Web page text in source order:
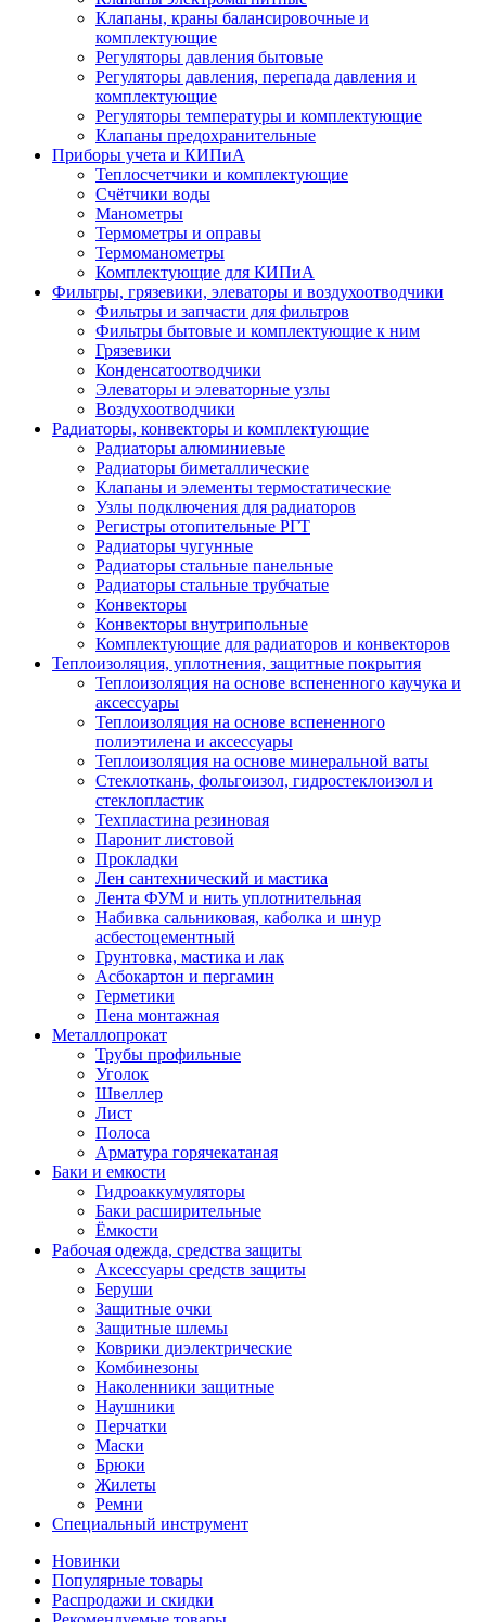
Клапаны, краны балансировочные и
комплектующие
Регуляторы давления бытовые
Регуляторы давления, перепада давления и
комплектующие
Регуляторы температуры и комплектующие
Клапаны предохранительные
Приборы учета и КИПиА
Теплосчетчики и комплектующие
Счётчики воды
Манометры
Термометры и оправы
Термоманометры
Комплектующие для КИПиА
Фильтры, грязевики, элеваторы и воздухоотводчики
Фильтры и запчасти для фильтров
Фильтры бытовые и комплектующие к ним
Грязевики
Конденсатоотводчики
Элеваторы и элеваторные узлы
Воздухоотводчики
Радиаторы, конвекторы и комплектующие
Радиаторы алюминиевые
Радиаторы биметаллические
Клапаны и элементы термостатические
Узлы подключения для радиаторов
Регистры отопительные РГТ
Радиаторы чугунные
Радиаторы стальные панельные
Радиаторы стальные трубчатые
Конвекторы
Конвекторы внутрипольные
Комплектующие для радиаторов и конвекторов
Теплоизоляция, уплотнения, защитные покрытия
Теплоизоляция на основе вспененного каучука и
аксессуары
Теплоизоляция на основе вспененного
полиэтилена и аксессуары
Теплоизоляция на основе минеральной ваты
Стеклоткань, фольгоизол, гидростеклоизол и
стеклопластик
Техпластина резиновая
Паронит листовой
Прокладки
Лен сантехнический и мастика
Лента ФУМ и нить уплотнительная
Набивка сальниковая, каболка и шнур
асбестоцементный
Грунтовка, мастика и лак
Асбокартон и пергамин
Герметики
Пена монтажная
Металлопрокат
Трубы профильные
Уголок
Швеллер
Лист
Полоса
Арматура горячекатаная
Баки и емкости
Гидроаккумуляторы
Баки расширительные
Ёмкости
Рабочая одежда, средства защиты
Аксессуары средств защиты
Беруши
Защитные очки
Защитные шлемы
Коврики диэлектрические
Комбинезоны
Наколенники защитные
Наушники
Перчатки
Маски
Брюки
Жилеты
Ремни
Специальный инструмент
Новинки
Популярные товары
Распродажи и скидки